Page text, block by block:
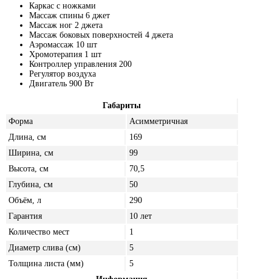
Каркас с ножками
Массаж спины 6 джет
Массаж ног 2 джета
Массаж боковых поверхностей 4 джета
Аэромассаж 10 шт
Хромотерапия 1 шт
Контроллер управления 200
Регулятор воздуха
Двигатель 900 Вт
Габариты
Форма
Асимметричная
Длина, см
169
Ширина, см
99
Высота, см
70,5
Глубина, см
50
Объём, л
290
Гарантия
10 лет
Количество мест
1
Диаметр слива (см)
5
Толщина листа (мм)
5